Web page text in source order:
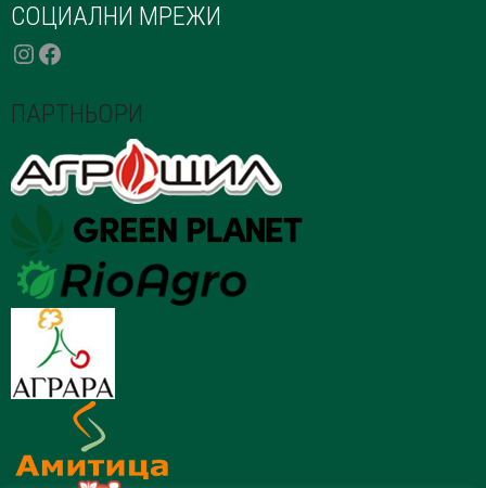
СОЦИАЛНИ МРЕЖИ
INSTAGRAM
FACEBOOK
ПАРТНЬОРИ